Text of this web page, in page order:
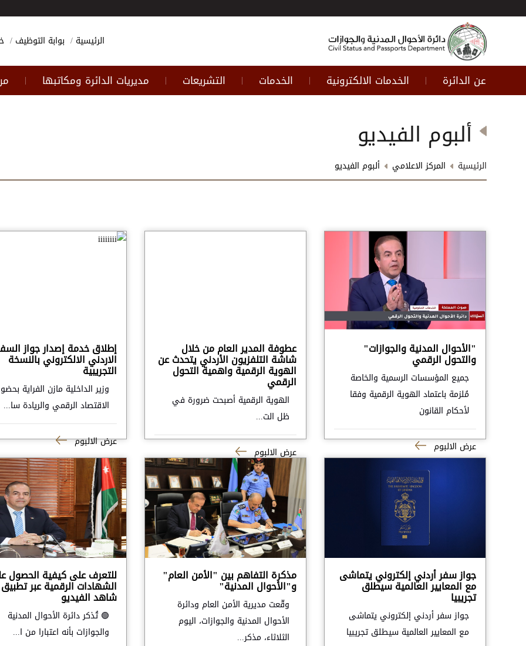
الرئيسية بوابة التوظيف
عن الدائرة | الخدمات الالكترونية | الخدمات | التشريعات | مديريات الدائرة ومكاتبها |
ألبوم الفيديو
الرئيسية المركز الاعلامي ألبوم الفيديو
"الأحوال المدنية والجوازات"
والتحول الرقمي
جميع المؤسسات الرسمية والخاصة
مُلزمة باعتماد الهوية الرقمية وفقا
لأحكام القانون
عرض الالبوم
عطوفة المدير العام من خلال
شاشة التلفزيون الأردني يتحدث عن
الهوية الرقمية واهمية التحول
الرقمي
الهوية الرقمية أصبحت ضرورة في
ظل الت...
عرض الالبوم
إطلاق خدمة إصدار جواز
الاردني الالكتروني بالنسخة
التجريبية
وزير الداخلية مازن الفراية
الاقتصاد الرقمي والريادة سا...
عرض الالبوم
جواز سفر أردني إلكتروني يتماشى
مع المعايير العالمية سيطلق
تجريبيا
جواز سفر أردني إلكتروني يتماشى
مع المعايير العالمية سيطلق تجريبيا
مذكرة التفاهم بين "الأمن العام"
و"الأحوال المدنية"
وقّعت مديرية الأمن العام ودائرة
الأحوال المدنية والجوازات، اليوم
الثلاثاء، مذكر...
للتعرف على كيفية الحصول
الشهادات الرقمية عبر
شاهد الفيديو
🟢 تُذكر دائرة الأحوال المدنية
والجوازات بأنه اعتبارا من ا...